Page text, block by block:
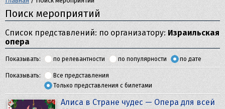
Поиск мероприятий
Список представлений: по организатору: Израильская
опера
Показывать: по релевантности по популярности по дате
Показывать:
Все представления
Только представления с билетами
Алиса в Стране чудес — Опера для всей